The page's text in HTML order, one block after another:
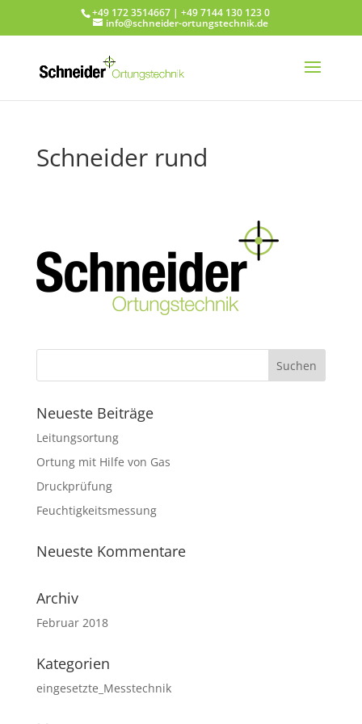
+49 172 3514667 | +49 7144 130 123 0
info@schneider-ortungstechnik.de
Schneider rund
Neueste Beiträge
Leitungsortung
Ortung mit Hilfe von Gas
Druckprüfung
Feuchtigkeitsmessung
Neueste Kommentare
Archiv
Februar 2018
Kategorien
eingesetzte_Messtechnik